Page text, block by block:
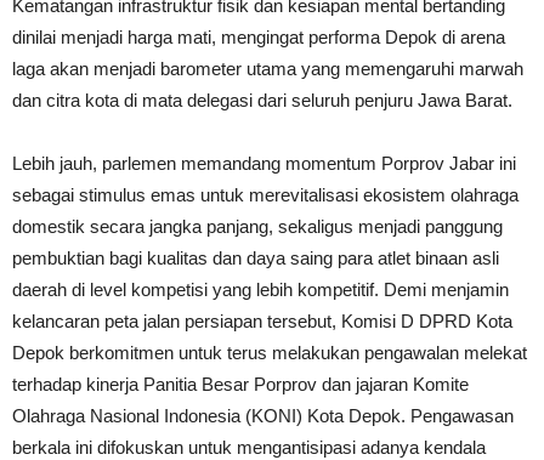
Kematangan infrastruktur fisik dan kesiapan mental bertanding
dinilai menjadi harga mati, mengingat performa Depok di arena
laga akan menjadi barometer utama yang memengaruhi marwah
dan citra kota di mata delegasi dari seluruh penjuru Jawa Barat.
Lebih jauh, parlemen memandang momentum Porprov Jabar ini
sebagai stimulus emas untuk merevitalisasi ekosistem olahraga
domestik secara jangka panjang, sekaligus menjadi panggung
pembuktian bagi kualitas dan daya saing para atlet binaan asli
daerah di level kompetisi yang lebih kompetitif. Demi menjamin
kelancaran peta jalan persiapan tersebut, Komisi D DPRD Kota
Depok berkomitmen untuk terus melakukan pengawalan melekat
terhadap kinerja Panitia Besar Porprov dan jajaran Komite
Olahraga Nasional Indonesia (KONI) Kota Depok. Pengawasan
berkala ini difokuskan untuk mengantisipasi adanya kendala